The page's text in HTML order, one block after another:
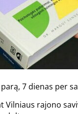
7 dienas per
Vilniaus rajono